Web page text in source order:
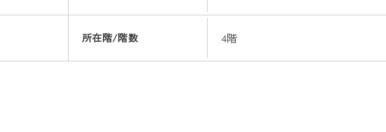
所在階/階数 4階